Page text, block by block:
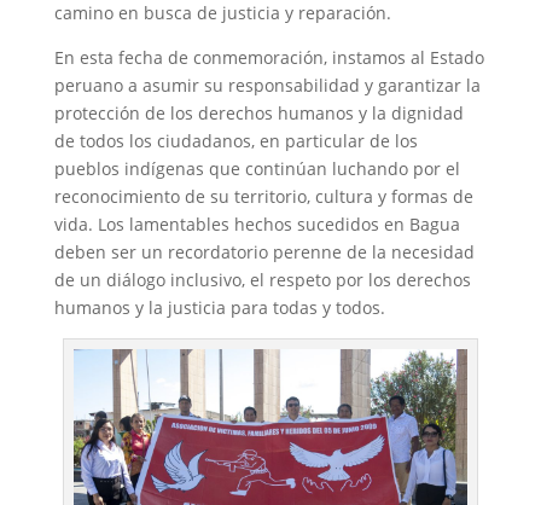
camino en busca de justicia y reparación.
En esta fecha de conmemoración, instamos al Estado
peruano a asumir su responsabilidad y garantizar la
protección de los derechos humanos y la dignidad
de todos los ciudadanos, en particular de los
pueblos indígenas que continúan luchando por el
reconocimiento de su territorio, cultura y formas de
vida. Los lamentables hechos sucedidos en Bagua
deben ser un recordatorio perenne de la necesidad
de un diálogo inclusivo, el respeto por los derechos
humanos y la justicia para todas y todos.